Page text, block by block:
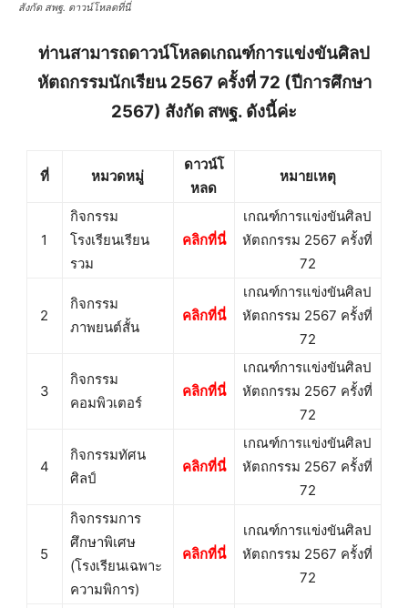
สังกัด สพฐ. ดาวน์โหลดที่นี่
ท่านสามารถดาวน์โหลดเกณฑ์การแข่งขันศิลป
หัตถกรรมนักเรียน 2567 ครั้งที่ 72 (ปีการศึกษา
2567) สังกัด สพฐ. ดังนี้ค่ะ
ที่ หมวดหมู่
ดาวน์โ
หลด
หมายเหตุ
1
กิจกรรม
โรงเรียนเรียน
รวม
คลิกที่นี่
เกณฑ์การแข่งขันศิลป
หัตถกรรม 2567 ครั้งที่
72
2
กิจกรรม
ภาพยนต์สั้น
คลิกที่นี่
เกณฑ์การแข่งขันศิลป
หัตถกรรม 2567 ครั้งที่
72
3
กิจกรรม
คอมพิวเตอร์
คลิกที่นี่
เกณฑ์การแข่งขันศิลป
หัตถกรรม 2567 ครั้งที่
72
4
กิจกรรมทัศน
ศิลป์
คลิกที่นี่
เกณฑ์การแข่งขันศิลป
หัตถกรรม 2567 ครั้งที่
72
5
กิจกรรมการ
ศึกษาพิเศษ
(โรงเรียนเฉพาะ
ความพิการ)
คลิกที่นี่
เกณฑ์การแข่งขันศิลป
หัตถกรรม 2567 ครั้งที่
72